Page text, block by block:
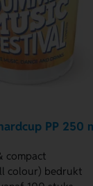
PP 250
compact
colour) bedrukt